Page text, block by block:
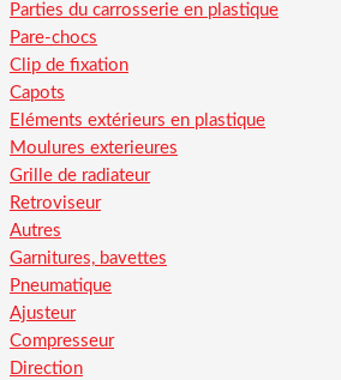
Parties du carrosserie en plastique
Pare-chocs
Clip de fixation
Capots
Eléments extérieurs en plastique
Moulures exterieures
Grille de radiateur
Retroviseur
Autres
Garnitures, bavettes
Pneumatique
Ajusteur
Compresseur
Direction